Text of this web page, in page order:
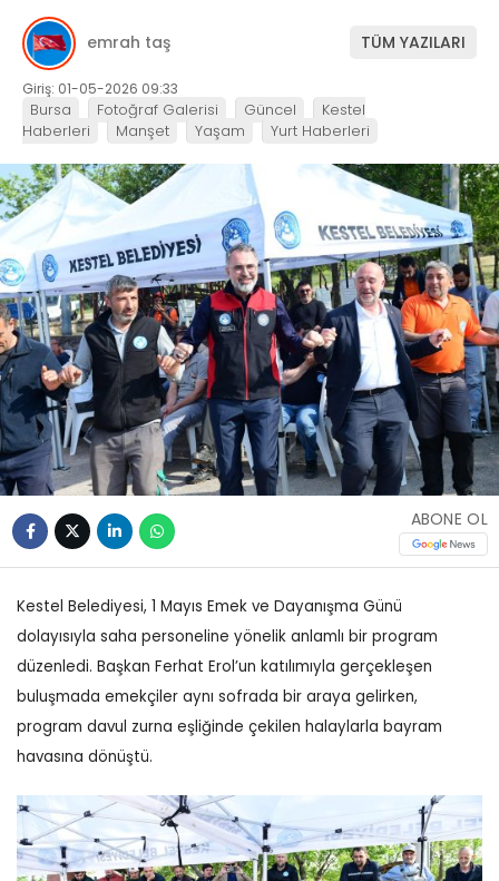
emrah taş TÜM YAZILARI
Giriş: 01-05-2026 09:33
Bursa Fotoğraf Galerisi Güncel
Kestel
Haberleri
Manşet Yaşam Yurt Haberleri
ABONE OL
Kestel Belediyesi, 1 Mayıs Emek ve Dayanışma Günü
dolayısıyla saha personeline yönelik anlamlı bir program
düzenledi. Başkan Ferhat Erol’un katılımıyla gerçekleşen
buluşmada emekçiler aynı sofrada bir araya gelirken,
program davul zurna eşliğinde çekilen halaylarla bayram
havasına dönüştü.